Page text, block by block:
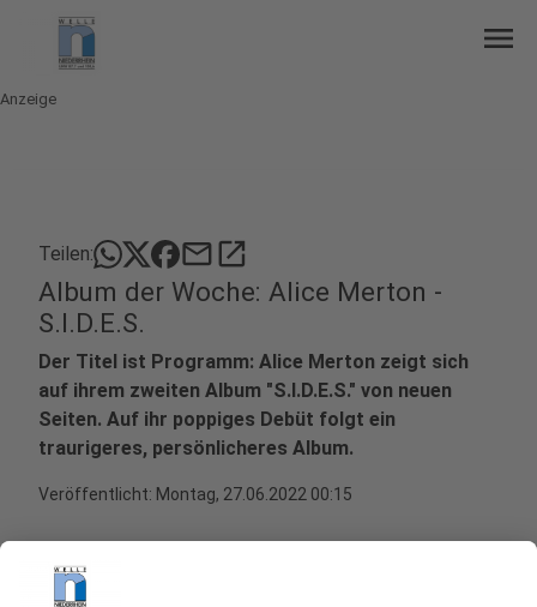
menu
Anzeige
Teilen: mailopen_in_new
Album der Woche: Alice Merton -
S.I.D.E.S.
Der Titel ist Programm: Alice Merton zeigt sich
auf ihrem zweiten Album "S.I.D.E.S." von neuen
Seiten. Auf ihr poppiges Debüt folgt ein
traurigeres, persönlicheres Album.
Veröffentlicht: Montag, 27.06.2022 00:15